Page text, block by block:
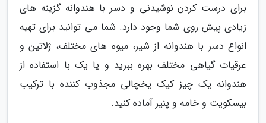
برای درست کردن نوشیدنی و دسر با هندوانه گزینه های
زیادی پیش روی شما وجود دارد. شما می توانید برای تهیه
انواع دسر با هندوانه از شیر، میوه های مختلف، ژلاتین و
عرقیات گیاهی مختلف بهره ببرید و یا یک با استفاده از
هندوانه یک چیز کیک یخچالی مجذوب کننده با ترکیب
بیسکویت و خامه و پنیر آماده کنید.